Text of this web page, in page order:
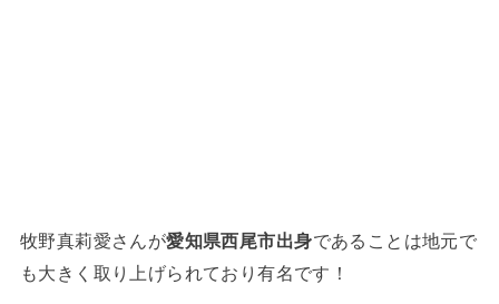
牧野真莉愛さんが愛知県西尾市出身であることは地元で
も大きく取り上げられており有名です！